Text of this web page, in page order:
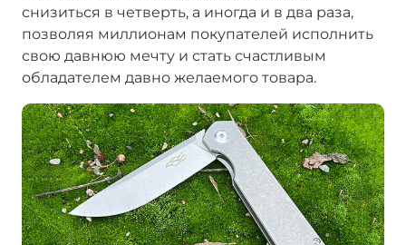
снизиться в четверть, а иногда и в два раза,
позволяя миллионам покупателей исполнить
свою давнюю мечту и стать счастливым
обладателем давно желаемого товара.